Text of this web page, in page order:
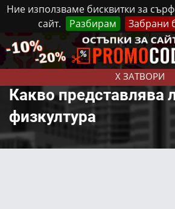
Ние използваме бисквитки за
сайт.
Разбирам Забрани
X ЗАТВОРИ
Понеделник, 10 Август, 2026
Какво представлява
физкултура